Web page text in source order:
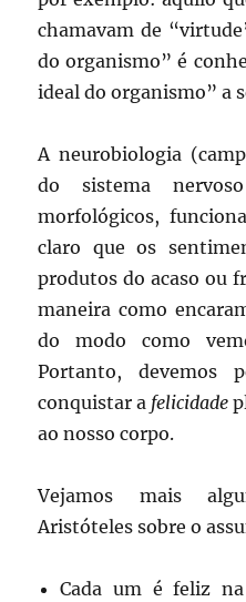
chamavam de
do organismo” é
ideal do organismo” a
A neurobiologia
do sistema
morfológicos,
claro que os
produtos do acaso ou
maneira como
do modo como
Portanto, devemos
conquistar a felicidade
ao nosso corpo.
Vejamos mais
Aristóteles sobre o
Cada um é feliz